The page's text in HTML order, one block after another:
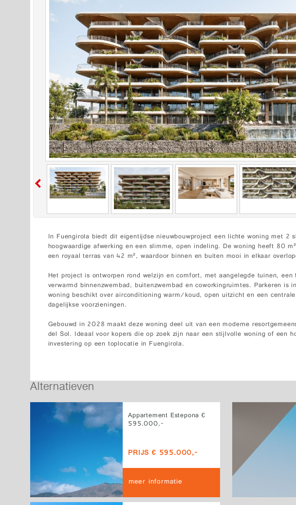
In Fuengirola biedt dit eigentijdse nieuwbouwproject een lichte woning met 2
hoogwaardige afwerking en een slimme, open indeling. De woning heeft 80
een royaal terras van 42 m², waardoor binnen en buiten mooi in elkaar
Het project is ontworpen rond welzijn en comfort, met aangelegde tuinen,
verwarmd binnenzwembad, buitenzwembad en coworkingruimtes. Parkeren is
woning beschikt over airconditioning warm/koud, open uitzicht en een
dagelijkse voorzieningen.
Gebouwd in 2028 maakt deze woning deel uit van een moderne
del Sol. Ideaal voor kopers die op zoek zijn naar een stijlvolle woning of een
investering op een toplocatie in Fuengirola.
Alternatieven
Appartement Estepona €
595.000,-
PRIJS € 595.000,-
meer informatie